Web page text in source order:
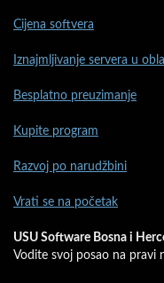
Cijena softvera
Iznajmljivanje servera u
Besplatno preuzimanje
Kupite program
Razvoj po narudžbini
Vrati se na početak
USU Software Bosna i
Vodite svoj posao na pravi